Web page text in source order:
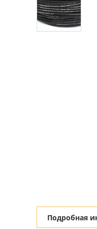
Подробная